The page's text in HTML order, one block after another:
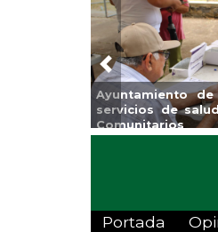
Ayuntamiento
servicios de
Comunitarios
Previous
Portada